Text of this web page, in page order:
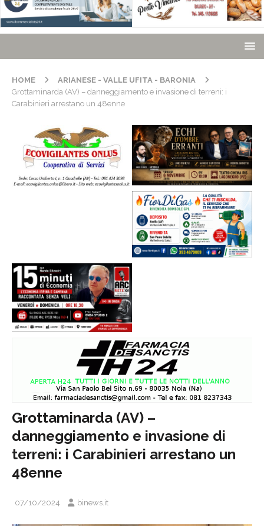
HOME
ARIANESE - VALLE UFITA - BARONIA
Grottaminarda (AV) – danneggiamento e invasione di terreni: i
Carabinieri arrestano un 48enne
Grottaminarda (AV) –
danneggiamento e invasione di
terreni: i Carabinieri arrestano un
48enne
07/10/2024 binews.it